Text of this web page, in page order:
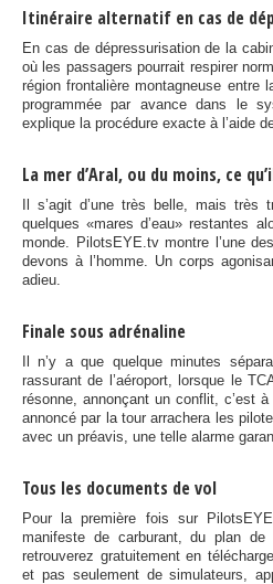
Itinéraire alternatif en cas de
En cas de dépressurisation de la
où les passagers pourrait respirer
région frontalière montagneuse
programmée par avance dans le
explique la procédure exacte à l’aide
La mer d’Aral, ou du moins, ce
Il s’agit d’une très belle, mais
quelques «mares d’eau» restantes
monde. PilotsEYE.tv montre l’une
devons à l’homme. Un corps
adieu.
Finale sous adrénaline
Il n’y a que quelque minutes
rassurant de l’aéroport, lorsque le
résonne, annonçant un conflit, c’est
annoncé par la tour arrachera les
avec un préavis, une telle alarme
Tous les documents de vol
Pour la première fois sur
manifeste de carburant, du plan
retrouverez gratuitement en
et pas seulement de simulateurs,